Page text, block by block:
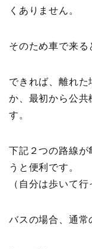
くありません。
そのため車で来る
できれば、離れた
か、最初から公
す。
下記２つの路線が
うと便利です。
（自分は歩いて行
バスの場合、通常